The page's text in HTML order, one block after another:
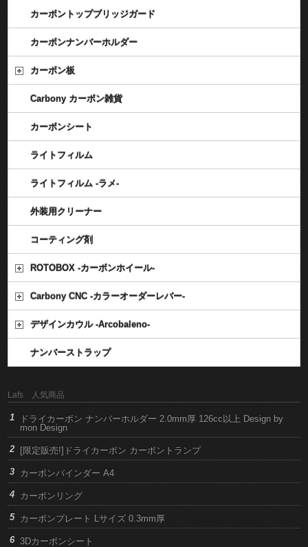
カーボントップブリッジガード
カーボンナンバーホルダー
カーボン板
Carbony カーボン雑貨
カーボンシート
ライトフィルム
ライトフィルム -ラメ-
外装用クリーナー
コーティング剤
ROTOBOX -カーボンホイール-
Carbony CNC -カラーオーダーレバー-
デザインカウル -Arcobaleno-
ナンバーストラップ
Lafs 人気商品
ドライカーボン ナンバーホルダー 2.0mm厚 126cc以上 Design by
mon Design
[限定販売!]ドライカーボン カーボントランプ
カーボンバインダー A4
カーボンリング
カーボンプレート Lサイズ 0.3mm厚
3Dカーボンシート